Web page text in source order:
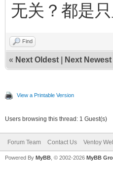
无关？都是
Find
« Next Oldest Next Newest
View a Printable Version
Users browsing this thread: 1 Guest(s)
Forum Team Contact Us Ventoy
Powered By MyBB , © 2002-2026 MyBB